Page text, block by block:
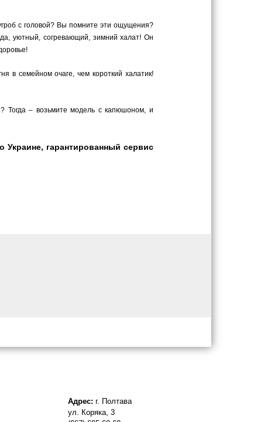
с головой? Вы помните эти ощущения?
уютный, согревающий, зимний халат! Он
семейном очаге, чем короткий халатик!
Тогда – возьмите модель с капюшоном, и
Украине, гарантированный сервис
Адрес: г. Полтава
ул. Коряка, 3